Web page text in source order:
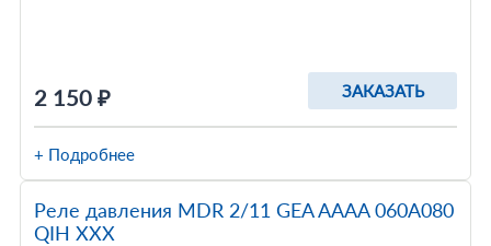
2 150 ₽ ЗАКАЗАТЬ
+ Подробнее
Реле давления MDR 2/11 GEA AAAA 060A080
QIH XXX